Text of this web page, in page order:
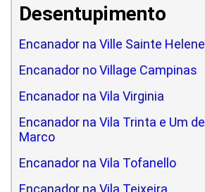
Desentupimento
Encanador na Ville Sainte Helene
Encanador no Village Campinas
Encanador na Vila Virginia
Encanador na Vila Trinta e Um de
Marco
Encanador na Vila Tofanello
Encanador na Vila Teixeira